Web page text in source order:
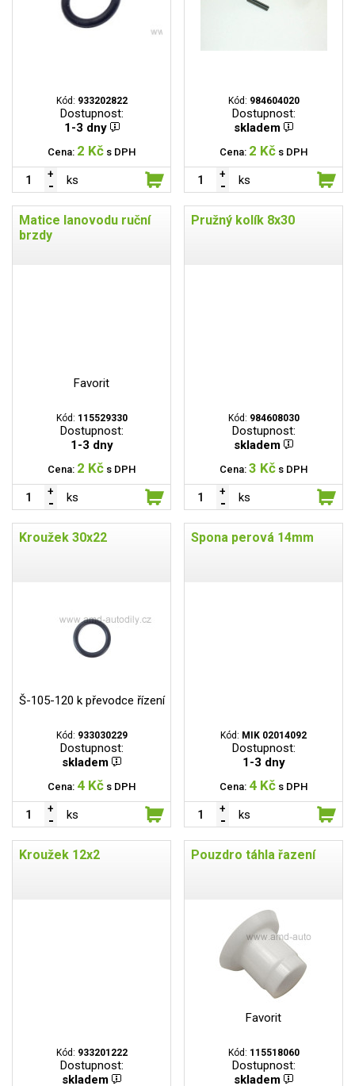
Kód: 933202822
Dostupnost:
1-3 dny
Cena: 2 Kč s DPH
ks
Kód: 984604020
Dostupnost:
skladem
Cena: 2 Kč s DPH
ks
Matice lanovodu ruční
brzdy
Favorit
Kód: 115529330
Dostupnost:
1-3 dny
Cena: 2 Kč s DPH
ks
Pružný kolík 8x30
Kód: 984608030
Dostupnost:
skladem
Cena: 3 Kč s DPH
ks
Kroužek 30x22
Š-105-120 k převodce řízení
Kód: 933030229
Dostupnost:
skladem
Cena: 4 Kč s DPH
ks
Spona perová 14mm
Kód: MIK 02014092
Dostupnost:
1-3 dny
Cena: 4 Kč s DPH
ks
Kroužek 12x2
Kód: 933201222
Dostupnost:
skladem
Pouzdro táhla řazení
Favorit
Kód: 115518060
Dostupnost:
skladem